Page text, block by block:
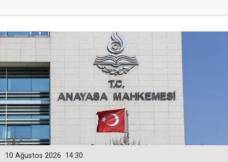
14:30
10 Ağustos 2026